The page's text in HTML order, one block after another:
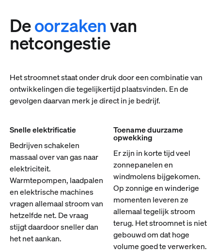
Deoorzakenvan
netcongestie
Het stroomnet staat onder druk door een combinatie van
ontwikkelingen die tegelijkertijd plaatsvinden. En de
gevolgen daarvan merk je direct in je bedrijf.
Snelle elektrificatie
Bedrijven schakelen
massaal over van gas naar
elektriciteit.
Warmtepompen, laadpalen
en elektrische machines
vragen allemaal stroom van
hetzelfde net. De vraag
stijgt daardoor sneller dan
het net aankan.
Toename duurzame
opwekking
Er zijn in korte tijd veel
zonnepanelen en
windmolens bijgekomen.
Op zonnige en winderige
momenten leveren ze
allemaal tegelijk stroom
terug. Het stroomnet is niet
gebouwd om dat hoge
volume goed te verwerken.